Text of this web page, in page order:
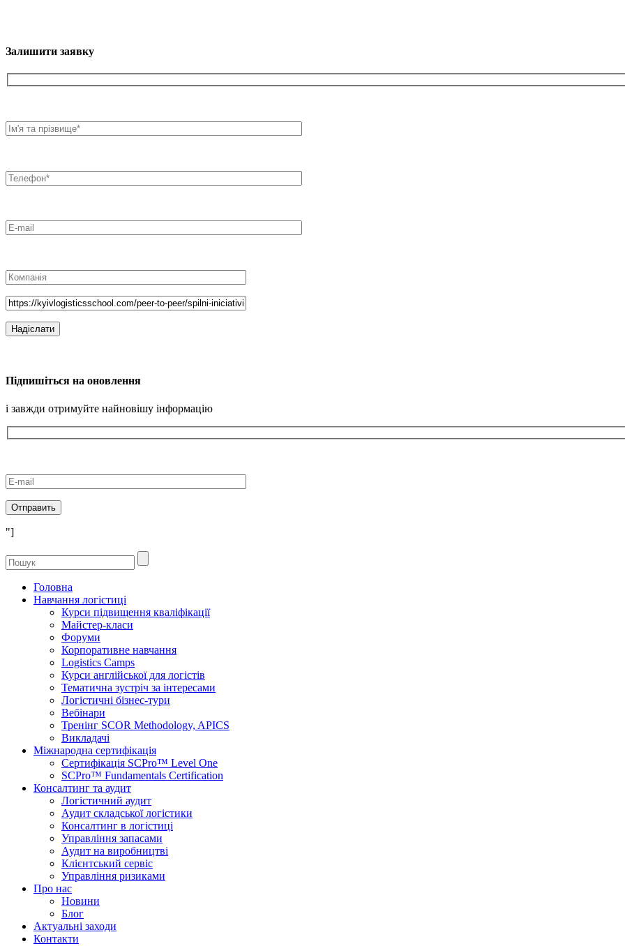
Залишити заявку
Підпишіться на оновлення
і завжди отримуйте найновішу інформацію
"]
Головна
Навчання логістиці
Курси підвищення кваліфікації
Майстер-класи
Форуми
Корпоративне навчання
Logistics Camps
Курси англійської для логістів
Тематична зустріч за інтересами
Логістичні бізнес-тури
Вебінари
Тренінг SCOR Methodology, APICS
Викладачі
Міжнародна сертифікація
Сертифікація SCPro™ Level One
SCPro™ Fundamentals Certification
Консалтинг та аудит
Логістичний аудит
Аудит складської логістики
Консалтинг в логістиці
Управління запасами
Аудит на виробництві
Клієнтський сервіс
Управління ризиками
Про нас
Новини
Блог
Актуальні заходи
Контакти